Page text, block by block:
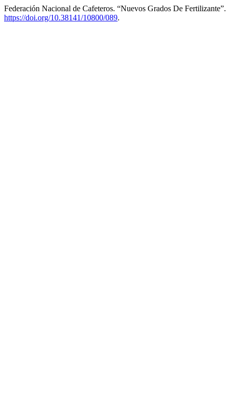
Federación Nacional de Cafeteros. “Nuevos Grados De Fertilizante”.
https://doi.org/10.38141/10800/089.